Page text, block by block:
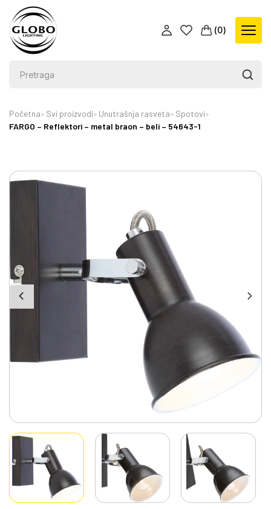
(0)
Početna Svi proizvodi Unutrašnja rasveta
Spotovi
FARGO – Reflektori – metal braon – beli – 54643-1